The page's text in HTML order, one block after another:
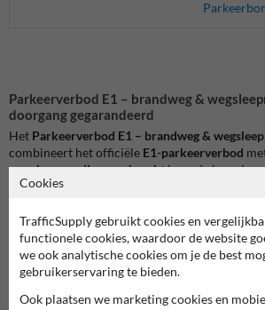
Parkeerverbod E1 – brandweg &
doorgang gegarandeerd
Het Parkeerverbod E1 – brandweg &
combineert het officiële E1-parkeerverbod
wegsleepregeling van krachtis op de
bestuurders dat stilstaand en parkeren niet zijn
Dit bord is ideaal voor locaties zoals:
brandwegen en noodroutes
bedrijfsterreinen met hoge verkeersdruk
zones waar doorstroming en veiligheid
Cookies
TrafficSupply gebruikt cookies en
functionele cookies, waardoor de website
we ook analytische cookies om je de best
gebruikerservaring te bieden.
Ook plaatsen we marketing cookies en